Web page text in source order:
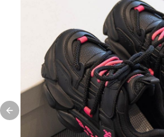
Previous slide